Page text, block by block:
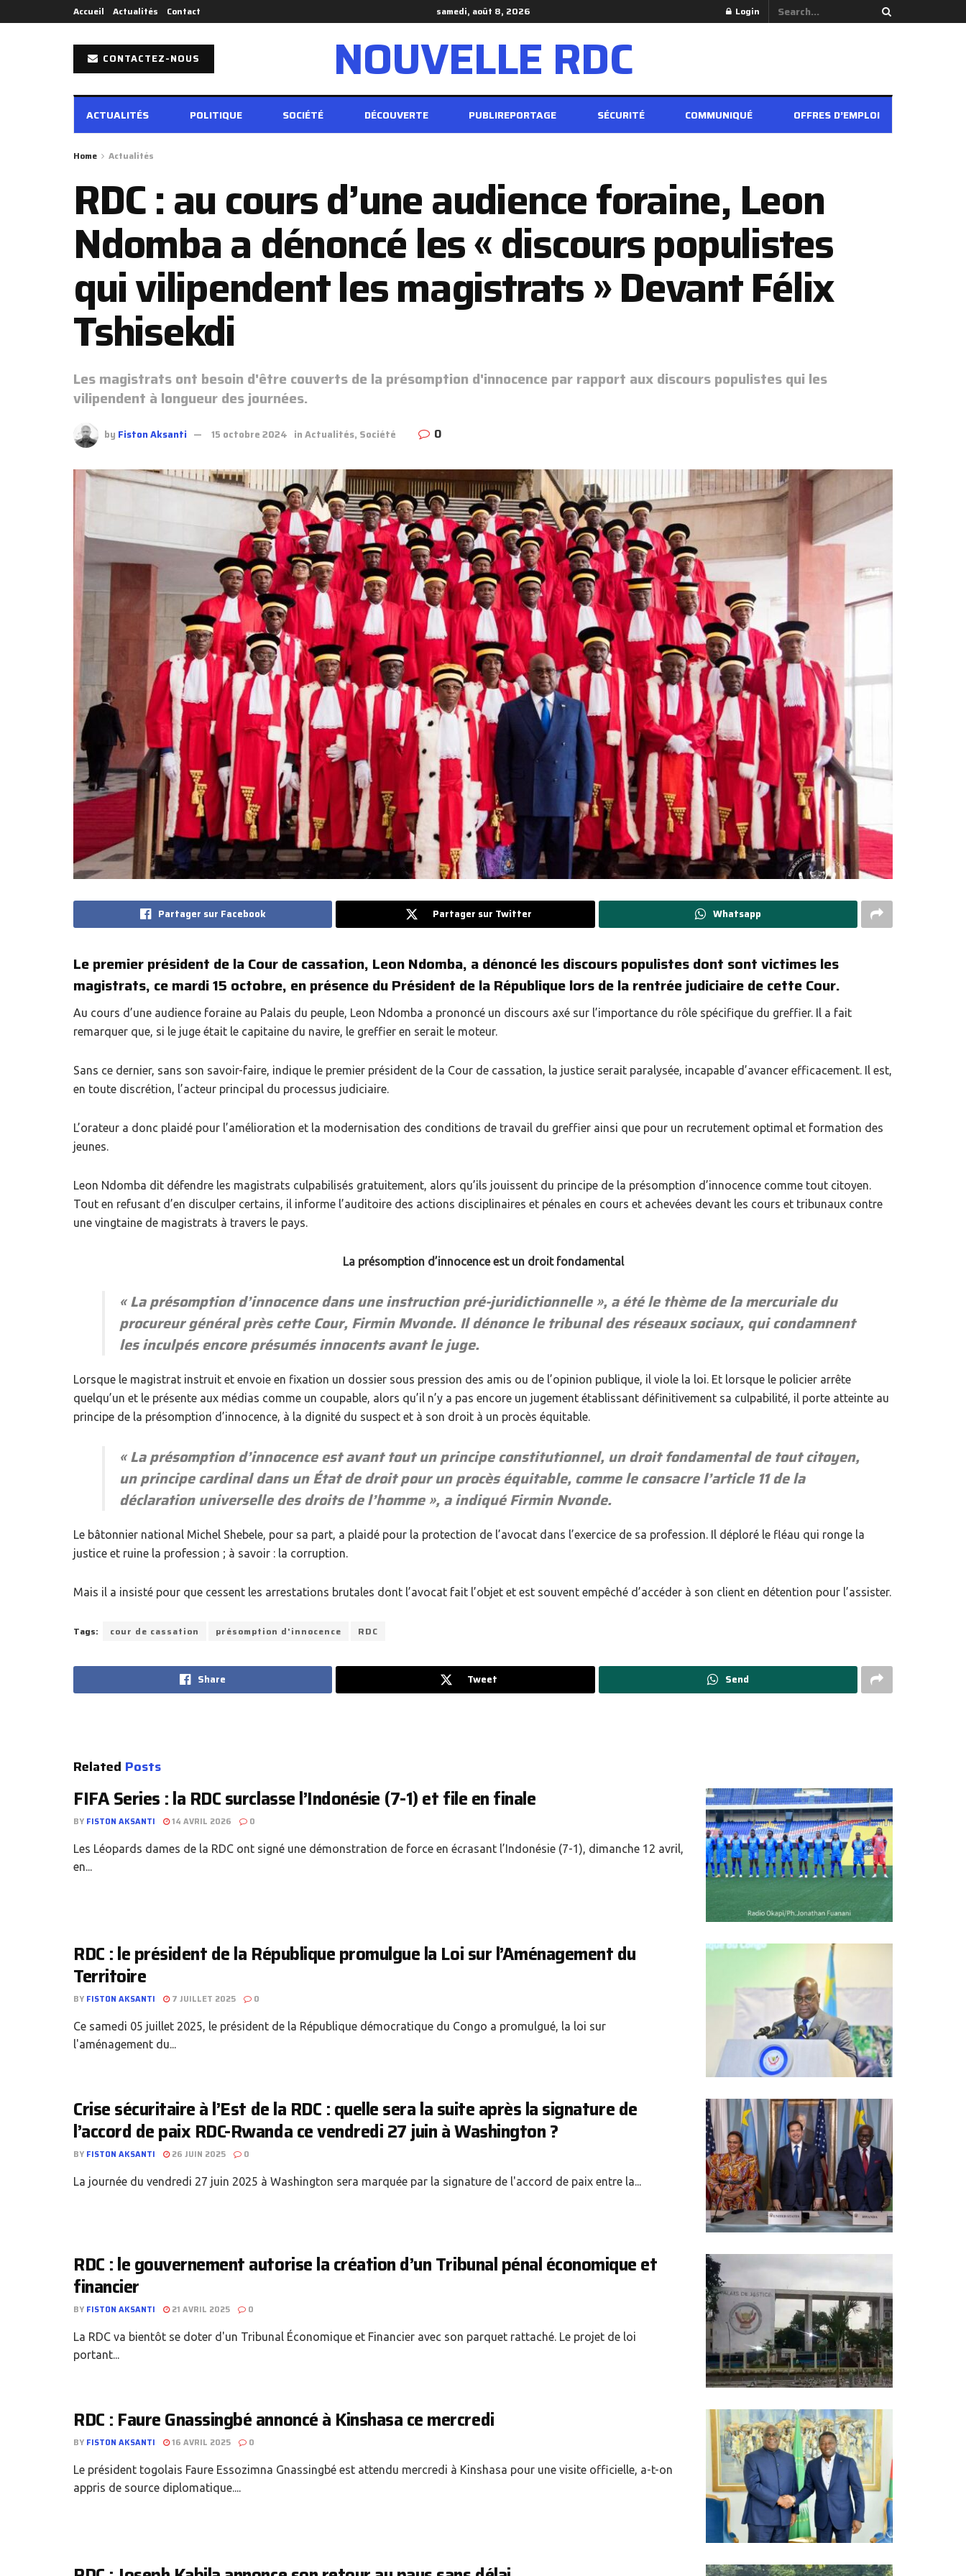
Accueil Actualités Contact samedi, août 8, 2026 Login
CONTACTEZ-NOUS NOUVELLE RDC
ACTUALITÉS POLITIQUE SOCIÉTÉ DÉCOUVERTE PUBLIREPORTAGE SÉCURITÉ COMMUNIQUÉ OFFRES D’EMPLOI
Home Actualités
RDC : au cours d’une audience foraine, Leon
Ndomba a dénoncé les « discours populistes
qui vilipendent les magistrats » Devant Félix
Tshisekdi
Les magistrats ont besoin d'être couverts de la présomption d'innocence par rapport aux discours populistes qui les
vilipendent à longueur des journées.
by Fiston Aksanti 15 octobre 2024 inActualités, Société 0
Partager sur Facebook Partager sur Twitter Whatsapp
Le premier président de la Cour de cassation, Leon Ndomba, a dénoncé les discours populistes dont sont victimes les
magistrats, ce mardi 15 octobre, en présence du Président de la République lors de la rentrée judiciaire de cette Cour.
Au cours d’une audience foraine au Palais du peuple, Leon Ndomba a prononcé un discours axé sur l’importance du rôle spécifique du greffier. Il a fait
remarquer que, si le juge était le capitaine du navire, le greffier en serait le moteur.
Sans ce dernier, sans son savoir-faire, indique le premier président de la Cour de cassation, la justice serait paralysée, incapable d’avancer efficacement. Il est,
en toute discrétion, l’acteur principal du processus judiciaire.
L’orateur a donc plaidé pour l’amélioration et la modernisation des conditions de travail du greffier ainsi que pour un recrutement optimal et formation des
jeunes.
Leon Ndomba dit défendre les magistrats culpabilisés gratuitement, alors qu’ils jouissent du principe de la présomption d’innocence comme tout citoyen.
Tout en refusant d’en disculper certains, il informe l’auditoire des actions disciplinaires et pénales en cours et achevées devant les cours et tribunaux contre
une vingtaine de magistrats à travers le pays.
La présomption d’innocence est un droit fondamental
«La présomption d’innocence dans une instruction pré-juridictionnelle», a été le thème de la mercuriale du
procureur général près cette Cour, Firmin Mvonde. Il dénonce le tribunal des réseaux sociaux, qui condamnent
les inculpés encore présumés innocents avant le juge.
Lorsque le magistrat instruit et envoie en fixation un dossier sous pression des amis ou de l’opinion publique, il viole la loi. Et lorsque le policier arrête
quelqu’un et le présente aux médias comme un coupable, alors qu’il n’y a pas encore un jugement établissant définitivement sa culpabilité, il porte atteinte au
principe de la présomption d’innocence, à la dignité du suspect et à son droit à un procès équitable.
«La présomption d’innocence est avant tout un principe constitutionnel, un droit fondamental de tout citoyen,
un principe cardinal dans un État de droit pour un procès équitable, comme le consacre l’article 11 de la
déclaration universelle des droits de l’homme», a indiqué Firmin Nvonde.
Le bâtonnier national Michel Shebele, pour sa part, a plaidé pour la protection de l’avocat dans l’exercice de sa profession. Il déploré le fléau qui ronge la
justice et ruine la profession ; à savoir : la corruption.
Mais il a insisté pour que cessent les arrestations brutales dont l’avocat fait l’objet et est souvent empêché d’accéder à son client en détention pour l’assister.
Tags: cour de cassation présomption d'innocence RDC
Share Tweet Send
Related Posts
FIFA Series : la RDC surclasse l’Indonésie (7-1) et file en finale
BY FISTON AKSANTI 14 AVRIL 2026 0
Les Léopards dames de la RDC ont signé une démonstration de force en écrasant l’Indonésie (7-1), dimanche 12 avril,
en...
RDC : le président de la République promulgue la Loi sur l’Aménagement du
Territoire
BY FISTON AKSANTI 7 JUILLET 2025 0
Ce samedi 05 juillet 2025, le président de la République démocratique du Congo a promulgué, la loi sur
l'aménagement du...
Crise sécuritaire à l’Est de la RDC : quelle sera la suite après la signature de
l’accord de paix RDC-Rwanda ce vendredi 27 juin à Washington ?
BY FISTON AKSANTI 26 JUIN 2025 0
La journée du vendredi 27 juin 2025 à Washington sera marquée par la signature de l'accord de paix entre la...
RDC : le gouvernement autorise la création d’un Tribunal pénal économique et
financier
BY FISTON AKSANTI 21 AVRIL 2025 0
La RDC va bientôt se doter d'un Tribunal Économique et Financier avec son parquet rattaché. Le projet de loi
portant...
RDC : Faure Gnassingbé annoncé à Kinshasa ce mercredi
BY FISTON AKSANTI 16 AVRIL 2025 0
Le président togolais Faure Essozimna Gnassingbé est attendu mercredi à Kinshasa pour une visite officielle, a-t-on
appris de source diplomatique....